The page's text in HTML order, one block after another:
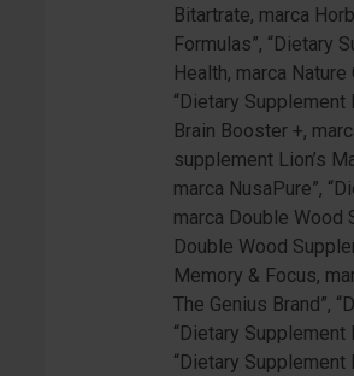
Bitartrate, marca
Formulas”, “Dietary
Health, marca
“Dietary Supplement
Brain Booster +,
supplement Lion’s
marca NusaPure”,
marca Double Wood
Double Wood
Memory & Focus,
The Genius Brand”,
“Dietary Supplement
“Dietary